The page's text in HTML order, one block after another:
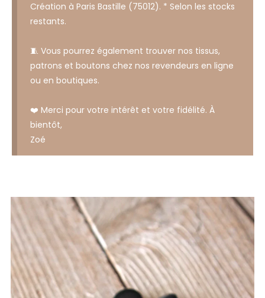
Création à Paris Bastille (75012). * Selon les stocks
restants.
🧵 Vous pourrez également trouver nos tissus,
patrons et boutons chez nos revendeurs en ligne
ou en boutiques.
❤️ Merci pour votre intérêt et votre fidélité. À
bientôt,
Zoé